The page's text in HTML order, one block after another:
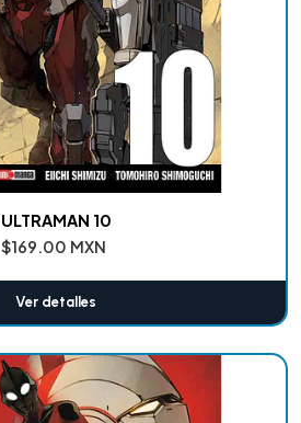
ULTRAMAN 10
$169.00 MXN
Ver detalles